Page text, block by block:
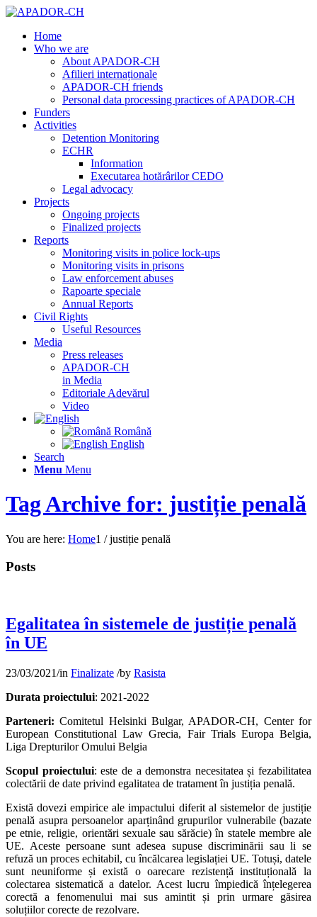
Home
Who we are
About APADOR-CH
Afilieri internaționale
APADOR-CH friends
Personal data processing practices of APADOR-CH
Funders
Activities
Detention Monitoring
ECHR
Information
Executarea hotărârilor CEDO
Legal advocacy
Projects
Ongoing projects
Finalized projects
Reports
Monitoring visits in police lock-ups
Monitoring visits in prisons
Law enforcement abuses
Rapoarte speciale
Annual Reports
Civil Rights
Useful Resources
Media
Press releases
APADOR-CH
in Media
Editoriale Adevărul
Video
Română
English
Search
Menu Menu
Tag Archive for: justiție penală
You are here: Home1 / justiție penală
Posts
Egalitatea în sistemele de justiție penală
în UE
23/03/2021/in Finalizate /by Rasista
Durata proiectului: 2021-2022
Parteneri:Comitetul Helsinki Bulgar, APADOR-CH, Center for
European Constitutional Law Grecia, Fair Trials Europa Belgia,
Liga Drepturilor Omului Belgia
Scopul proiectului: este de a demonstra necesitatea și fezabilitatea
colectării de date privind egalitatea de tratament în justiția penală.
Există dovezi empirice ale impactului diferit al sistemelor de justiție
penală asupra persoanelor aparținând grupurilor vulnerabile (bazate
pe etnie, religie, orientări sexuale sau sărăcie) în statele membre ale
UE. Aceste persoane sunt adesea supuse discriminării sau li se
refuză un proces echitabil, cu încălcarea legislației UE. Totuși, datele
sunt neuniforme și există o oarecare rezistență instituțională la
colectarea sistematică a datelor. Acest lucru împiedică înțelegerea
corectă a fenomenului mai sus amintit și prin urmare găsirea
soluțiilor corecte de rezolvare.